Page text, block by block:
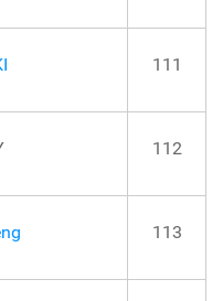
111
112
113